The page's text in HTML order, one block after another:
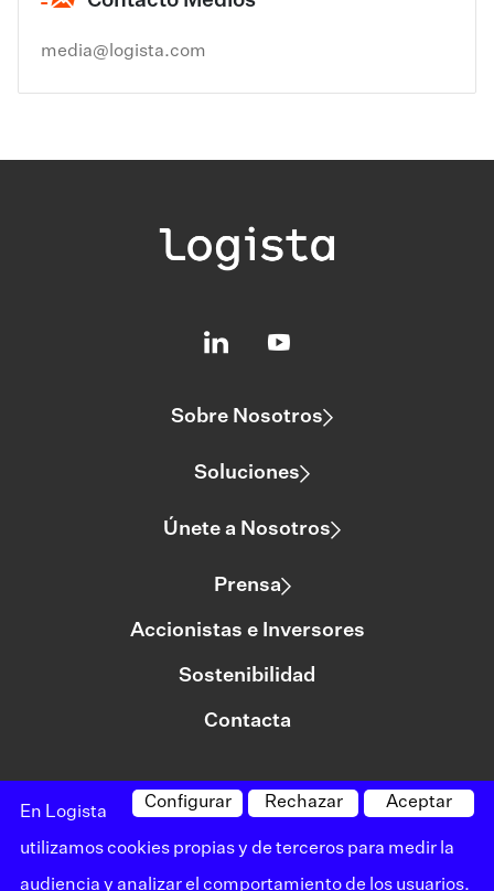
media@logista.com
Sobre Nosotros
Soluciones
Únete a Nosotros
Prensa
Accionistas e Inversores
Sostenibilidad
Contacta
©logista Todos los derechos reservados
Aviso legal
Política de privacidad
Aceptar
Rechazar
Configurar
En Logista
utilizamos cookies propias y de terceros para medir la
audiencia y analizar el comportamiento de los usuarios.